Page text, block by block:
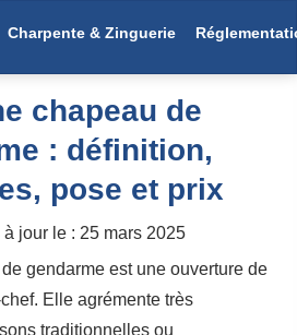
Charpente & Zinguerie
chapeau de
: définition,
pose et prix
jour le : 25 mars 2025
gendarme est une ouverture de
Elle agrémente très
traditionnelles ou